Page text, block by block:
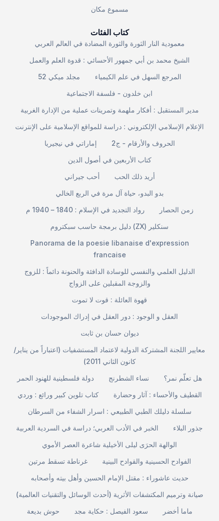
مسموع مكان
كتاب الفئات
معمودية النار الثورة والثورة المضادة في العالم العربي
الشيخ محمد بن أبي جمهور الأحسائي : قدوة العلم والعمل
مجلد ميكي 52
المرجع السهل في علم الكيمياء
ابن خلدون - فلسفة الاجتماعية
مدير المستقبل : أفكار ملهمة وتمرينات عملية من الإدارة الغربية
الإعلام الإسلامي الإلكتروني : دراسة للمواقع الإسلامية على الإنترنت
إماراتي في نيجيريا
الحروف والأرقام - ج2
كتاب الأربعين في أصول الدين
أحب جيراني
أريد ذلك الحب
بدو البدو، حياة آل مرة في الربع الخالي
رواد التجديد في الإسلام : 1840 – 1940 م
زمن الحصار
دليل برمجة حاسب سبكتروم (ZX) سنكلير
Panorama de la poesie libanaise d'expression
francaise
الدليل العلمي والنفسي للوسادة الدافئة والحنونة دائماً : للزوج
والزوجة المقبلين على الزواج
قهوة العائلة : قوت لا تموت
العقل و الوجود : دور العقل في إدراك الموجودات
ديوان حسان بن ثابت
معايير اللجنة المشتركة الدولية لاعتماد المستشفيات (اعتباراً من يناير/
كانون الثاني 2011)
دولة فلسطينية للهنود الحمر
نساء الشطرنج
هل تعلّم نمر؟
كتاب تلوين كبير ورائع : وردي
القطيف والأحساء : آثار وحضارة
سلسلة دليلك الطبي الطبيعي : اسرار الشفاء من السرطان
الخبر في الأدب العربي؛ دراسة في السردية العربية
جذور البلاء
الوالهة الحرَى ليلى الأخيلية شاعرة العصر الأموي
غرناطة تسقط مرتين
الفوادح الحسينية والقوادح البينية
حديث عاشوراء : مقتل الإمام الحسين وأهل بيته وأصحابه
صيانة وترميم المكتشفات الأثرية (أحدث الوسائل والتقنيات العالمية)
حوش بديعة
سعود الفيصل : حكاية مجد ماما أخضر